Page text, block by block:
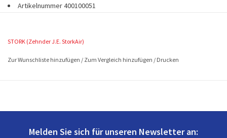
Artikelnummer 400100051
STORK (Zehnder J.E. StorkAir)
Zur Wunschliste hinzufügen / Zum Vergleich hinzufügen / Drucken
Melden Sie sich für unseren Newsletter an: